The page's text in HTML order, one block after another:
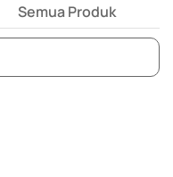
Semua Produk